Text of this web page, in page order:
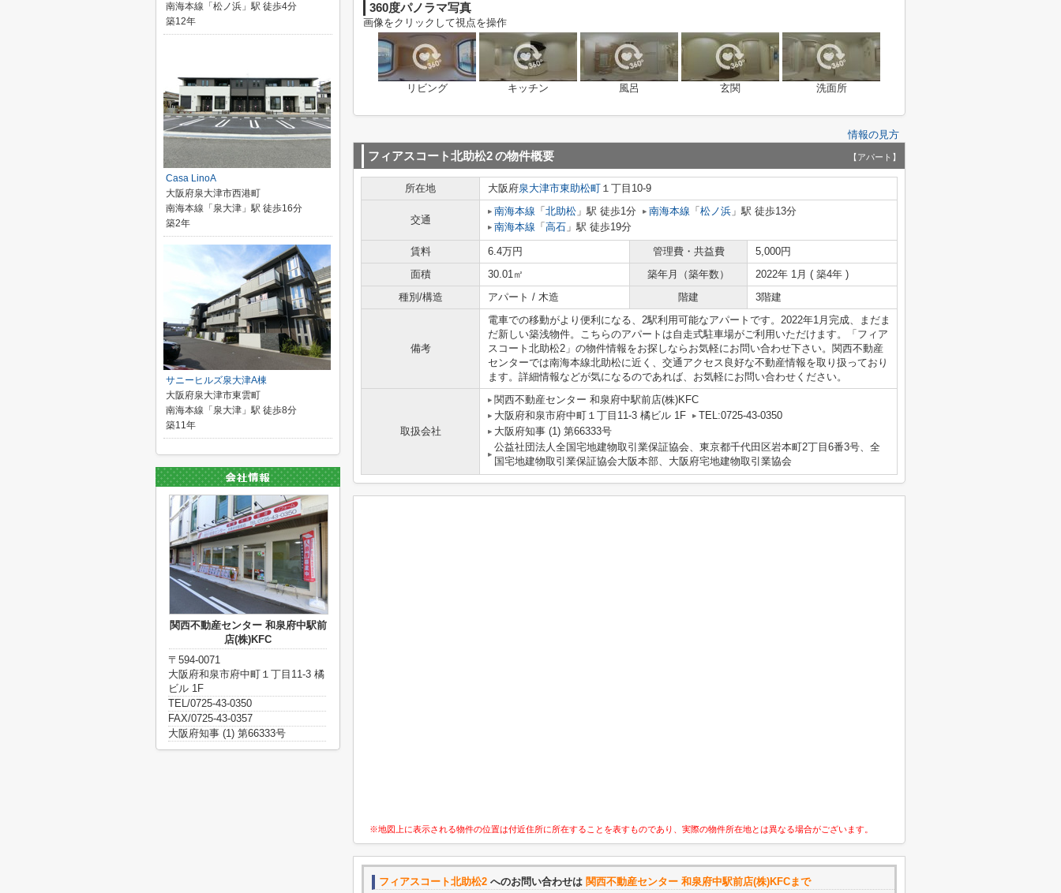
360度パノラマ写真
画像をクリックして視点を操作
リビング キッチン 風呂 玄関 洗面所
情報の見方
フィアスコート北助松2の物件概要 【アパート】
所在地 大阪府泉大津市東助松町 １丁目10-9
交通
南海本線 「 北助松 」駅 徒歩1分 南海本線 「 松ノ浜 」駅 徒歩13分
南海本線 「 高石 」駅 徒歩19分
賃料 6.4万円 管理費・共益費
5,000円
面積
30.01㎡ 築年月（築年数）
2022年 1月 ( 築4年 )
種別/構造
アパート / 木造 階建 3階建
備考
電車での移動がより便利になる、2駅利用可能なアパートです。2022年1月完成、まだま
だ新しい築浅物件。こちらのアパートは自走式駐車場がご利用いただけます。「フィア
スコート北助松2」の物件情報をお探しならお気軽にお問い合わせ下さい。関西不動産
センターでは南海本線北助松に近く、交通アクセス良好な不動産情報を取り扱っており
ます。詳細情報などが気になるのであれば、お気軽にお問い合わせください。
取扱会社
関西不動産センター 和泉府中駅前店(株)KFC
大阪府和泉市府中町１丁目11-3 橘ビル 1F
TEL:0725-43-0350
大阪府知事 (1) 第66333号
公益社団法人全国宅地建物取引業保証協会、東京都千代田区岩本町2丁目6番3号、全
国宅地建物取引業保証協会大阪本部、大阪府宅地建物取引業協会
※地図上に表示される物件の位置は付近住所に所在することを表すものであり、実際の物件所在地とは異なる場合がございます。
フィアスコート北助松2 へのお問い合わせは 関西不動産センター 和泉府中駅前店(株)KFCまで
南海本線「松ノ浜」駅 徒歩4分
築12年
Casa LinoA
大阪府泉大津市西港町
南海本線「泉大津」駅 徒歩16分
築2年
サニーヒルズ泉大津A棟
大阪府泉大津市東雲町
南海本線「泉大津」駅 徒歩8分
築11年
関西不動産センター 和泉府中駅前
店(株)KFC
〒594-0071
大阪府和泉市府中町１丁目11-3 橘
ビル 1F
TEL/0725-43-0350
FAX/0725-43-0357
大阪府知事 (1) 第66333号